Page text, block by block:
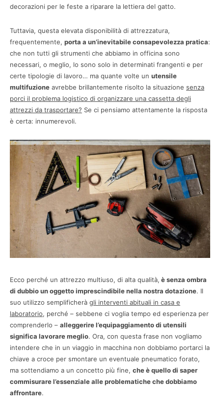
decorazioni per le feste a riparare la lettiera del gatto.
Tuttavia, questa elevata disponibilità di attrezzatura,
frequentemente, porta a un’inevitabile consapevolezza pratica:
che non tutti gli strumenti che abbiamo in officina sono
necessari, o meglio, lo sono solo in determinati frangenti e per
certe tipologie di lavoro… ma quante volte un utensile
multifuzione avrebbe brillantemente risolto la situazione senza
porci il problema logistico di organizzare una cassetta degli
attrezzi da trasportare? Se ci pensiamo attentamente la risposta
è certa: innumerevoli.
Ecco perché un attrezzo multiuso, di alta qualità, è senza ombra
di dubbio un oggetto imprescindibile nella nostra dotazione. Il
suo utilizzo semplificherà gli interventi abituali in casa e
laboratorio, perché – sebbene ci voglia tempo ed esperienza per
comprenderlo – alleggerire l’equipaggiamento di utensili
significa lavorare meglio. Ora, con questa frase non vogliamo
intendere che in un viaggio in macchina non dobbiamo portarci la
chiave a croce per smontare un eventuale pneumatico forato,
ma sottendiamo a un concetto più fine, che è quello di saper
commisurare l’essenziale alle problematiche che dobbiamo
affrontare.